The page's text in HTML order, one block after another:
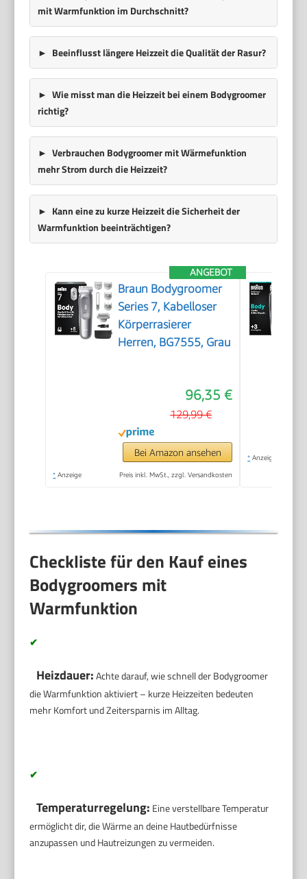
mit Warmfunktion im Durchschnitt?
Beeinflusst längere Heizzeit die Qualität der Rasur?
Wie misst man die Heizzeit bei einem Bodygroomer
richtig?
Verbrauchen Bodygroomer mit Wärmefunktion
mehr Strom durch die Heizzeit?
Kann eine zu kurze Heizzeit die Sicherheit der
Warmfunktion beeinträchtigen?
ANGEBOT
Braun Bodygroomer
Series 7, Kabelloser
Körperrasierer
Herren, BG7555, Grau
96,35 €
129,99 €
Bei Amazon ansehen
* Anzeige Preis inkl. MwSt., zzgl. Versandkosten
* Anzeige
Checkliste für den Kauf eines
Bodygroomers mit
Warmfunktion
✔
Heizdauer:Achte darauf, wie schnell der Bodygroomer
die Warmfunktion aktiviert – kurze Heizzeiten bedeuten
mehr Komfort und Zeitersparnis im Alltag.
✔
Temperaturregelung: Eine verstellbare Temperatur
ermöglicht dir, die Wärme an deine Hautbedürfnisse
anzupassen und Hautreizungen zu vermeiden.